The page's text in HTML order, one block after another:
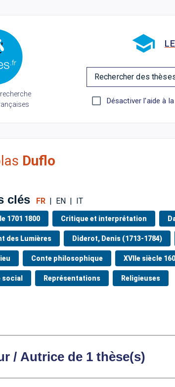
recherche
Rechercher des
Désactiver l'aide à
Duflo
clés FR | EN | IT
1701 1800 Critique et interprétation
des Lumières Diderot, Denis (1713-1784)
Conte philosophique XVIIe siècle
social Représentations Religieuses
/ Autrice de 1 thèse(s)